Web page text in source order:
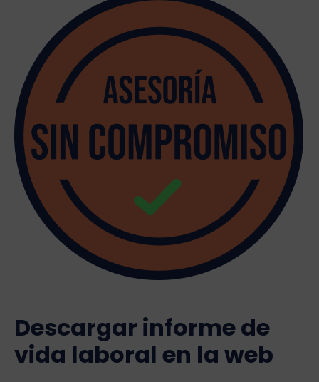
Descargar informe de
vida laboral en la web